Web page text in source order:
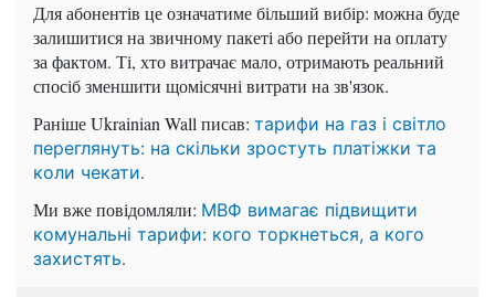
Для абонентів це означатиме більший вибір: можна буде
залишитися на звичному пакеті або перейти на оплату
за фактом. Ті, хто витрачає мало, отримають реальний
спосіб зменшити щомісячні витрати на зв'язок.
Раніше Ukrainian Wall писав: тарифи на газ і світло
переглянуть: на скільки зростуть платіжки та
коли чекати.
Ми вже повідомляли: МВФ вимагає підвищити
комунальні тарифи: кого торкнеться, а кого
захистять.